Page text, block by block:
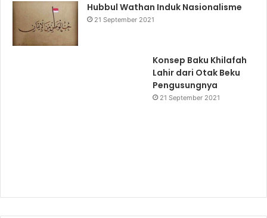
Hubbul Wathan Induk Nasionalisme
21 September 2021
Konsep Baku Khilafah
Lahir dari Otak Beku
Pengusungnya
21 September 2021